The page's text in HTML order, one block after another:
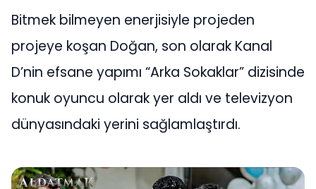
Bitmek bilmeyen enerjisiyle projeden
projeye koşan Doğan, son olarak Kanal
D’nin efsane yapımı “Arka Sokaklar” dizisinde
konuk oyuncu olarak yer aldı ve televizyon
dünyasındaki yerini sağlamlaştırdı.